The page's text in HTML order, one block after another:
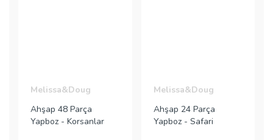
Melissa&Doug
Ahşap 48 Parça
Yapboz - Korsanlar
Melissa&Doug
Ahşap 24 Parça
Yapboz - Safari